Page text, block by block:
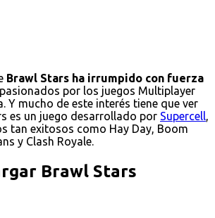
Brawl Stars ha irrumpido con fuerza
por los juegos Multiplayer
Y mucho de este interés tiene que ver
es un juego desarrollado por Supercell,
tan exitosos como Hay Day, Boom
y Clash Royale.
Brawl Stars